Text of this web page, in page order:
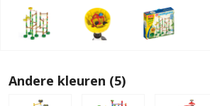
Andere kleuren (5)